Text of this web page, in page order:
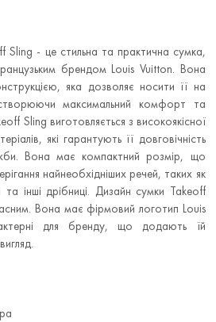
Sling - це стильна та практична сумка,
брендом Louis Vuitton. Вона
яка дозволяє носити її на
максимальний комфорт та
Sling виготовляється з високоякісної
які гарантують її довговічність
Вона має компактний розмір, що
найнеобхідніших речей, таких як
інші дрібниці. Дизайн сумки Takeoff
Вона має фірмовий логотип Louis
для бренду, що додають їй